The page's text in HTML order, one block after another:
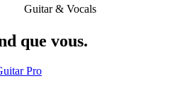
Guitar & Vocals
que vous.
Pro